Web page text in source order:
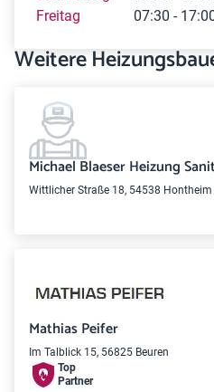
Freitag
07:30 -
Weitere
Michael Blaeser Heizung
Wittlicher Straße 18, 54538 Hontheim
Mathias Peifer
Im Talblick 15, 56825 Beuren
Top
Partner